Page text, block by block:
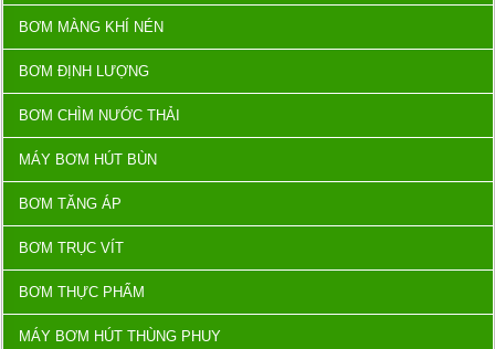
BƠM MÀNG KHÍ NÉN
BƠM ĐỊNH LƯỢNG
BƠM CHÌM NƯỚC THẢI
MÁY BƠM HÚT BÙN
BƠM TĂNG ÁP
BƠM TRỤC VÍT
BƠM THỰC PHẨM
MÁY BƠM HÚT THÙNG PHUY